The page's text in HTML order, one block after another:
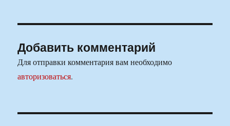
Добавить комментарий
Для отправки комментария вам необходимо
авторизоваться.